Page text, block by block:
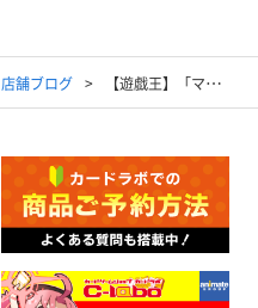
店舗ブログ 【遊戯王】「マリンセス」デッキレシピ【3/2 ランキングデュエル 1デュエル戦 優勝】